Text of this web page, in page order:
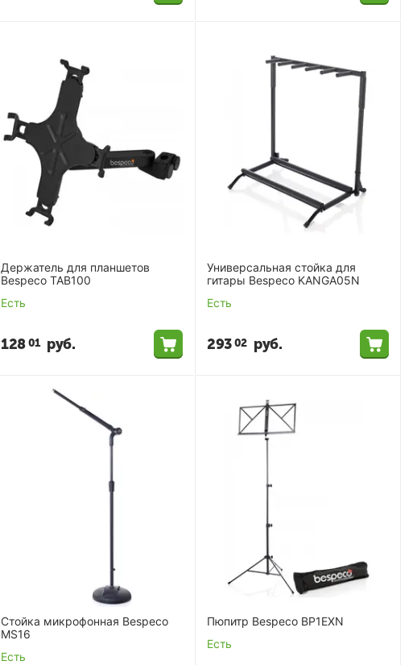
Держатель для планшетов
Bespeco TAB100
Есть
12801 руб.
Универсальная стойка для
гитары Bespeco KANGA05N
Есть
29302 руб.
Стойка микрофонная Bespeco
MS16
Есть
Пюпитр Bespeco BP1EXN
Есть